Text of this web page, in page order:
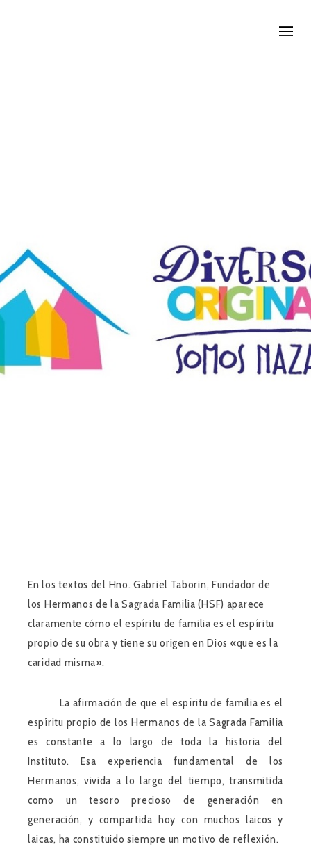
En los textos del Hno. Gabriel Taborin, Fundador de
los Hermanos de la Sagrada Familia (HSF) aparece
claramente cómo elespíritu de familia es el espíritu
propio de su obra y tiene su origen en Dios «que es la
caridad misma».
La afirmación de que el espíritu de familia es el
espíritu propio de los Hermanos de la Sagrada Familia
es constante a lo largo de toda la historia del
Instituto. Esa experiencia fundamental de los
Hermanos, vivida a lo largo del tiempo, transmitida
como un tesoro precioso de generación en
generación, y compartida hoy con muchos laicos y
laicas, ha constituido siempre un motivo de reflexión.